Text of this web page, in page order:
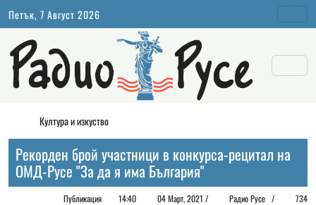
Петък, 7 Август 2026
Култура и изкуство
Рекорден брой участници в конкурса-рецитал на
ОМД-Русе "За да я има България"
Публикация 14:40 04 Март, 2021 / Радио Русе / 734